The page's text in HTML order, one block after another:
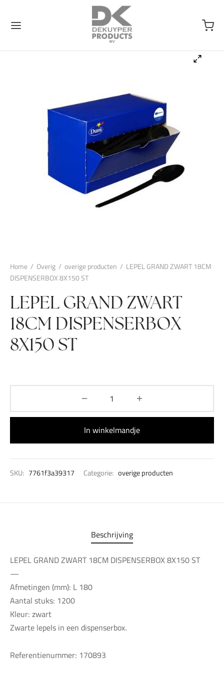
Home / Overig / overige producten / LEPEL GRAND ZWART 18CM
DISPENSERBOX 8X150 ST
LEPEL GRAND ZWART
18CM DISPENSERBOX
8X150 ST
In winkelmandje
SKU: 7761f3a39317 Categorie: overige producten
Beschrijving
LEPEL GRAND ZWART 18CM DISPENSERBOX 8X150 ST
—
Afmetingen (mm): L 180
Aantal stuks: 1200
Kleur: zwart
Zwarte lepels in een dispenserbox.
Referentienummer: 170893